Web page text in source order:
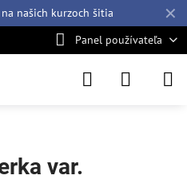
✕
našich kurzoch šitia
Panel používateľa
var.